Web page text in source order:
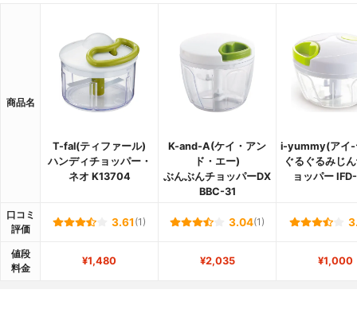
商品名
T-fal(ティファール)
ハンディチョッパー・
ネオ K13704
K-and-A(ケイ・アン
ド・エー)
ぶんぶんチョッパーDX
BBC-31
i-yummy(アイ-
ぐるぐるみじ
ョッパー
口コミ
評価
3.61 (1) 3.04(1)
値段
料金
¥1,480 ¥2,035 ¥1,000